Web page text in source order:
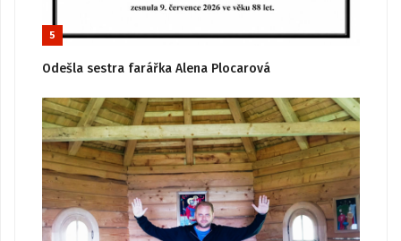
5
Odešla sestra farářka Alena Plocarová